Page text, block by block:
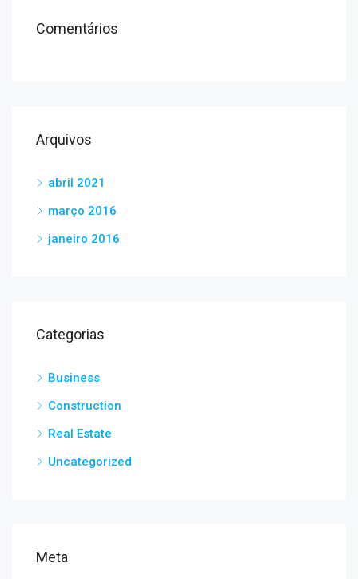
Comentários
Arquivos
abril 2021
março 2016
janeiro 2016
Categorias
Business
Construction
Real Estate
Uncategorized
Meta